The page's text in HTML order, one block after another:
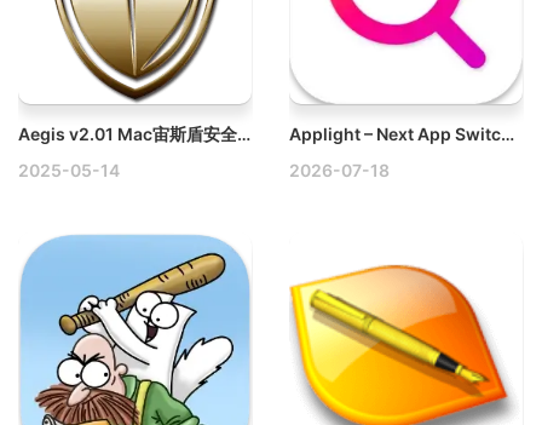
Aegis v2.01 Mac宙斯盾安全防护工具
2025-05-14
Applight – Next App Switcher v1.1.2 Mac窗口智能切换应用破解版
2026-07-18